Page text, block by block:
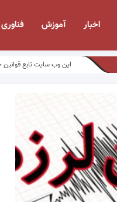
اخبار آموزش فناوری
این وب سایت تابع